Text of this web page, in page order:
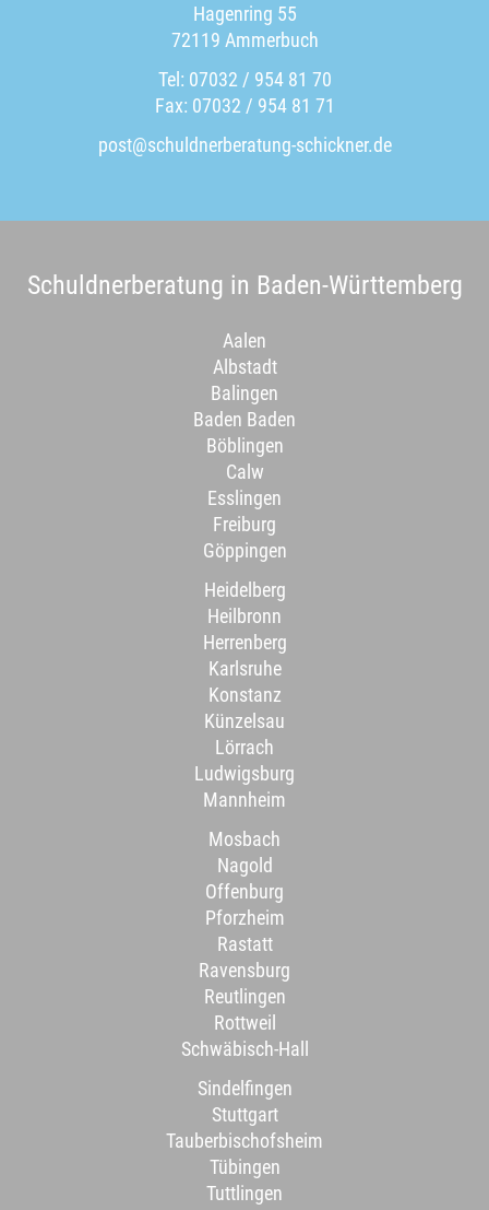
Hagenring 55
72119 Ammerbuch
Tel: 07032 / 954 81 70
Fax: 07032 / 954 81 71
post@schuldnerberatung-schickner.de
Schuldnerberatung in Baden-Württemberg
Aalen
Albstadt
Balingen
Baden Baden
Böblingen
Calw
Esslingen
Freiburg
Göppingen
Heidelberg
Heilbronn
Herrenberg
Karlsruhe
Konstanz
Künzelsau
Lörrach
Ludwigsburg
Mannheim
Mosbach
Nagold
Offenburg
Pforzheim
Rastatt
Ravensburg
Reutlingen
Rottweil
Schwäbisch-Hall
Sindelfingen
Stuttgart
Tauberbischofsheim
Tübingen
Tuttlingen